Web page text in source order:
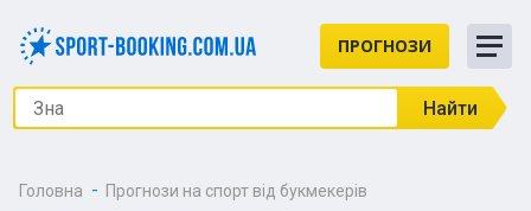
ПРОГНОЗИ
Найти
Головна
Прогнози на спорт від букмекерів